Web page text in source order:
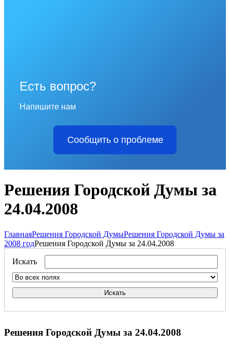
Есть вопрос?
Напишите нам
Сообщить о проблеме
Решения Городской Думы за
24.04.2008
ГлавнаяРешения Городской ДумыРешения Городской Думы за
2008 годРешения Городской Думы за 24.04.2008
Искать
Искать
Решения Городской Думы за 24.04.2008